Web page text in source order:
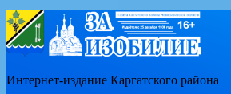
Интернет-издание Каргатского района